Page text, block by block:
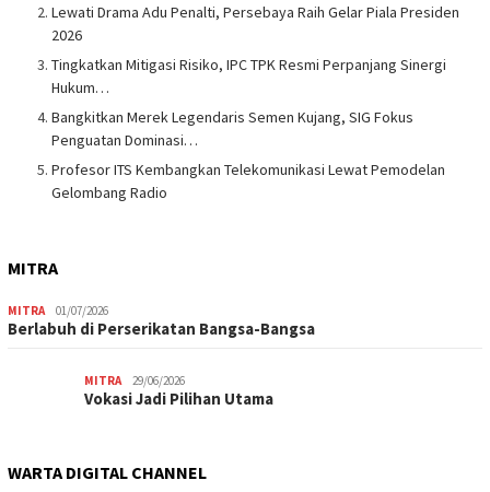
Lewati Drama Adu Penalti, Persebaya Raih Gelar Piala Presiden
2026
Tingkatkan Mitigasi Risiko, IPC TPK Resmi Perpanjang Sinergi
Hukum…
Bangkitkan Merek Legendaris Semen Kujang, SIG Fokus
Penguatan Dominasi…
Profesor ITS Kembangkan Telekomunikasi Lewat Pemodelan
Gelombang Radio
MITRA
MITRA 01/07/2026
Berlabuh di Perserikatan Bangsa-Bangsa
MITRA 29/06/2026
Vokasi Jadi Pilihan Utama
WARTA DIGITAL CHANNEL